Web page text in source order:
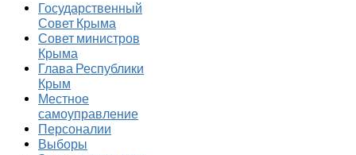
Государственный
Совет Крыма
Совет министров
Крыма
Глава Республики
Крым
Местное
самоуправление
Персоналии
Выборы